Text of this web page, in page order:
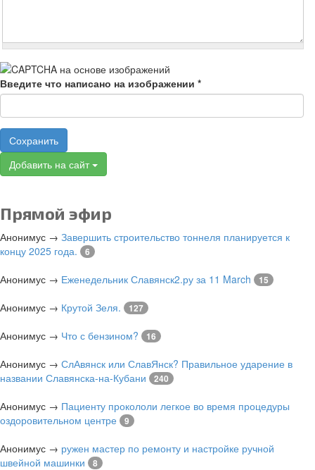
Введите что написано на изображении *
Сохранить
Добавить на сайт
Прямой эфир
Анонимус → Завершить строительство тоннеля планируется к
концу 2025 года.
6
Анонимус → Еженедельник Славянск2.ру за 11 March 15
Анонимус → Крутой Зеля. 127
Анонимус → Что с бензином? 16
Анонимус → СлАвянск или СлавЯнск? Правильное ударение в
названии Славянска-на-Кубани
240
Анонимус → Пациенту прокололи легкое во время процедуры
оздоровительном центре
9
Анонимус → ружен мастер по ремонту и настройке ручной
швейной машинки
8